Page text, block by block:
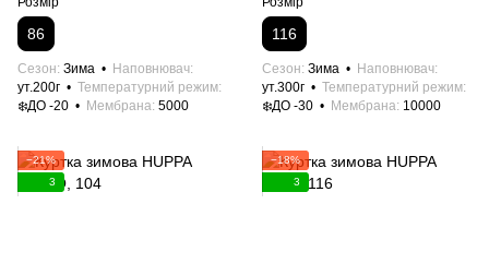
86
Сезон Зима
Наповнювач
ут.200г
Температурний режим
❄️ДО -20
Мембрана 5000
116
Сезон Зима
Наповнювач
ут.300г
Температурний режим
❄️ДО -30
Мембрана 10000
−21%
3
−18%
3